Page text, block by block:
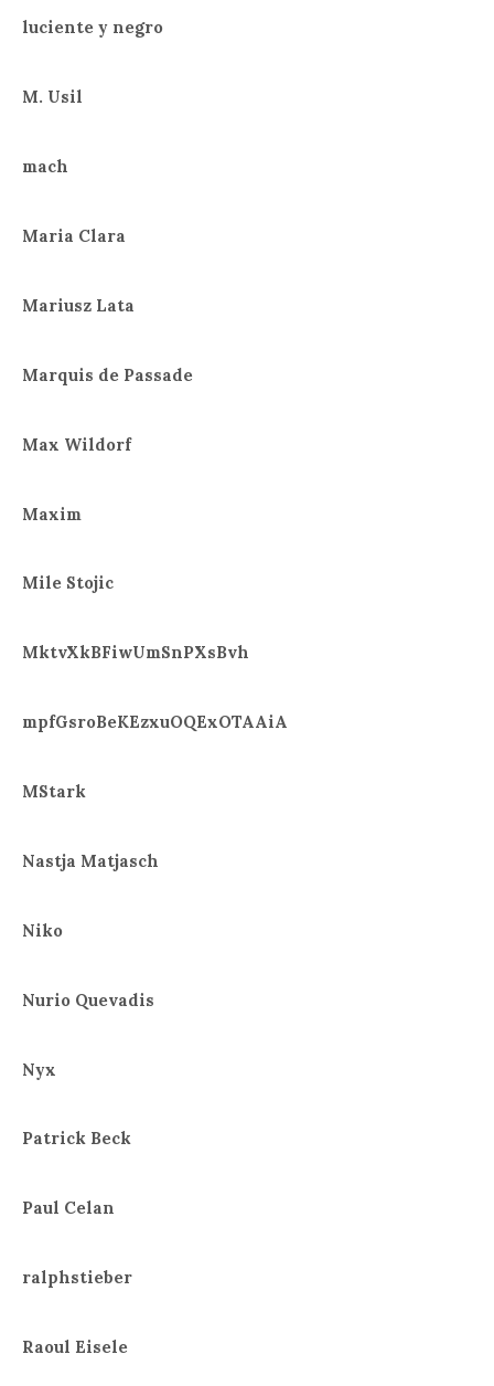
luciente y negro
M. Usil
mach
Maria Clara
Mariusz Lata
Marquis de Passade
Max Wildorf
Maxim
Mile Stojic
MktvXkBFiwUmSnPXsBvh
mpfGsroBeKEzxuOQExOTAAiA
MStark
Nastja Matjasch
Niko
Nurio Quevadis
Nyx
Patrick Beck
Paul Celan
ralphstieber
Raoul Eisele